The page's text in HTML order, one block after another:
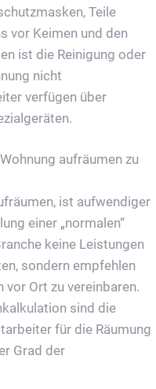
Teile
vor Keimen und den
ist die Reinigung oder
nicht
verfügen über
aufräumen zu
ist aufwendiger
einer „normalen“
keine Leistungen
sondern empfehlen
Ort zu vereinbaren.
sind die
für die Räumung
Grad der